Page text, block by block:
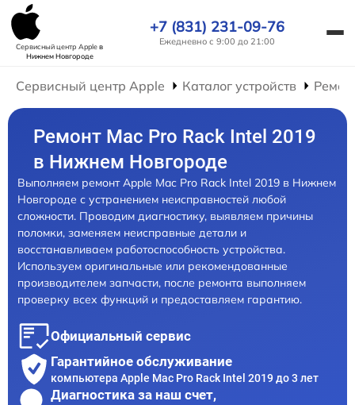
Сервисный центр Appleв
Нижнем Новгороде
+7 (831) 231-09-76
Ежедневно с 9:00 до 21:00
Сервисный центр Apple Каталог устройств
Ремонт Mac Pro Rack Intel 2019
в Нижнем Новгороде
Выполняем ремонт Apple Mac Pro Rack Intel 2019 в Нижнем
Новгороде с устранением неисправностей любой
сложности. Проводим диагностику, выявляем причины
поломки, заменяем неисправные детали и
восстанавливаем работоспособность устройства.
Используем оригинальные или рекомендованные
производителем запчасти, после ремонта выполняем
проверку всех функций и предоставляем гарантию.
Официальный сервис
Гарантийное обслуживание
компьютера Apple Mac Pro Rack Intel 2019 до 3 лет
Диагностика за наш счет,